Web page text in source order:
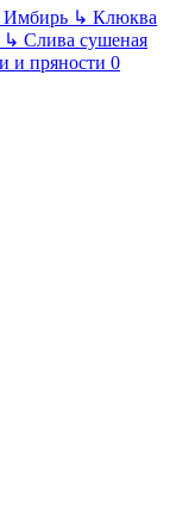
Имбирь ↳ Клюква
↳ Слива сушеная